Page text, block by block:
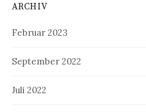
ARCHIV
Februar 2023
September 2022
Juli 2022